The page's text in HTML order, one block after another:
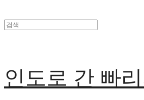
인도로 간 빠